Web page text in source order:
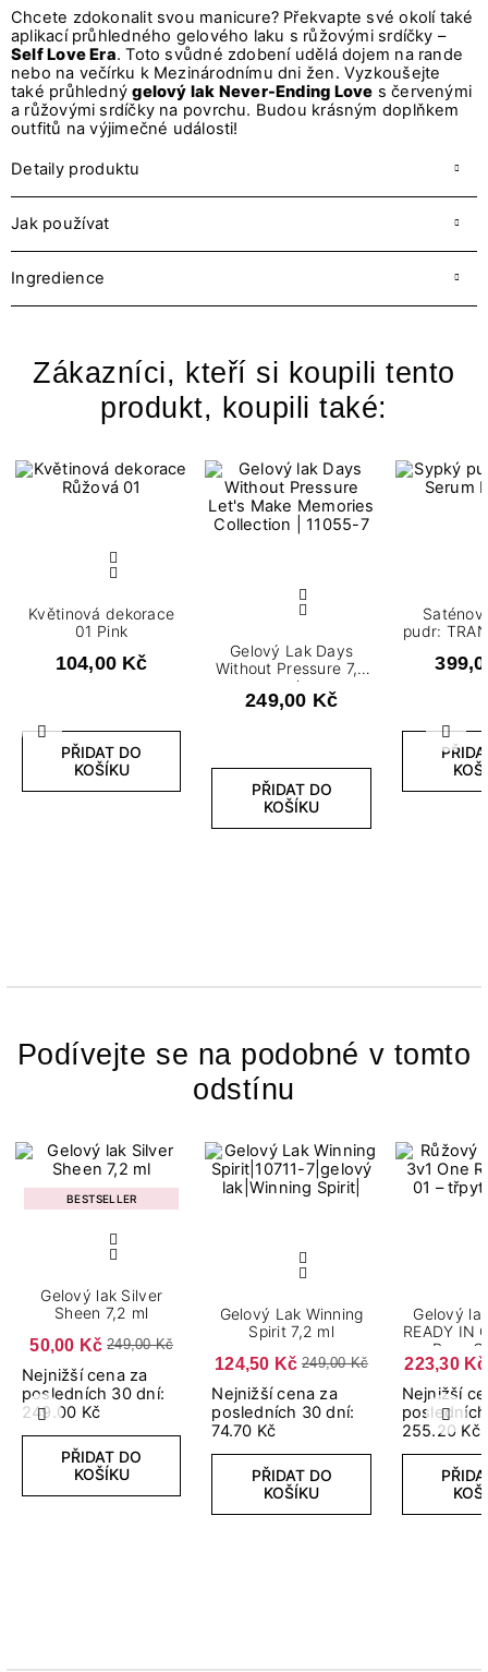
Chcete zdokonalit svou manicure? Překvapte své okolí také
aplikací průhledného gelového laku s růžovými srdíčky –
Self Love Era. Toto svůdné zdobení udělá dojem na rande
nebo na večírku k Mezinárodnímu dni žen. Vyzkoušejte
také průhlednýgelový lak Never-Ending Love s červenými
a růžovými srdíčky na povrchu. Budou krásným doplňkem
outfitů na výjimečné události!
Detaily produktu
Jak používat
Ingredience
Zákazníci, kteří si koupili tento
produkt, koupili také:
Předchozí Další
Květinová dekorace
01 Pink
104,00 Kč
PŘIDAT DO
KOŠÍKU
Gelový Lak Days
Without Pressure 7,2
ml
249,00 Kč
PŘIDAT DO
KOŠÍKU
pudr:
Podívejte se na podobné v tomto
odstínu
Předchozí Další
BESTSELLER
Gelový lak Silver
Sheen 7,2 ml
50,00 Kč 249,00 Kč
Nejnižší cena za
posledních 30 dní:
249.00 Kč
PŘIDAT DO
KOŠÍKU
Gelový Lak Winning
Spirit 7,2 ml
124,50 Kč 249,00 Kč
Nejnižší cena za
posledních 30 dní:
74.70 Kč
PŘIDAT DO
KOŠÍKU
Gelový
READY IN
Rose
223,30 Kč
Nejnižší
255.20 Kč